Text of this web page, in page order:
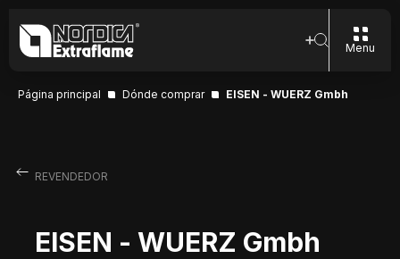
Menu
Página principal Dónde comprar EISEN - WUERZ Gmbh
REVENDEDOR
EISEN - WUERZ Gmbh